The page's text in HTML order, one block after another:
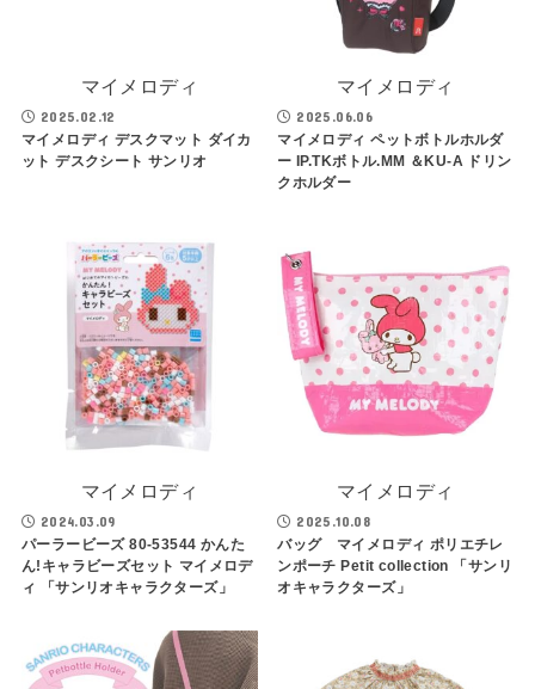
マイメロディ
2025.02.12
マイメロディ デスクマット ダイカ
ット デスクシート サンリオ
マイメロディ
2025.06.06
マイメロディ ペットボトルホルダ
ー IP.TKボトル.MM ＆KU-A ドリン
クホルダー
マイメロディ
2024.03.09
パーラービーズ 80-53544 かんた
ん!キャラビーズセット マイメロデ
ィ 「サンリオキャラクターズ」
マイメロディ
2025.10.08
バッグ マイメロディ ポリエチレ
ンポーチ Petit collection 「サンリ
オキャラクターズ」